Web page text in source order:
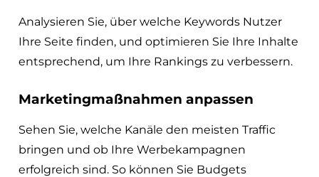
Analysieren Sie, über welche Keywords Nutzer
Ihre Seite finden, und optimieren Sie Ihre Inhalte
entsprechend, um Ihre Rankings zu verbessern.
Marketingmaßnahmen anpassen
Sehen Sie, welche Kanäle den meisten Traffic
bringen und ob Ihre Werbekampagnen
erfolgreich sind. So können Sie Budgets